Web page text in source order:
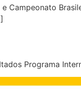
e Campeonato
Programa